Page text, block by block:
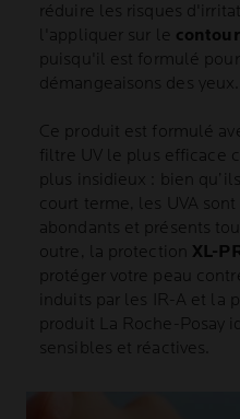
réduire les risques
l'appliquer sur le
puisqu'il est formulé
démangeaisons des yeux.
Ce produit est formulé
filtre UV le plus efficace
plus insidieux : bien
court terme, les UVA sont
abondants et présents
outre, la protection XL-
protéger votre peau
induits par les IR-A et la
produit La Roche-Posay
sensibles et réactives.